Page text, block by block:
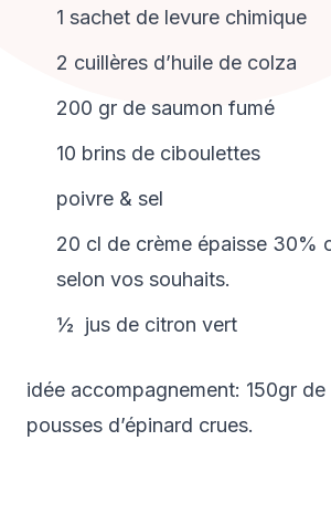
1 sachet de levure chimique
2 cuillères d’huile de colza
200 gr de saumon fumé
10 brins de ciboulettes
poivre & sel
20 cl de crème épaisse 30%
selon vos souhaits.
½ jus de citron vert
idée accompagnement: 150gr de
pousses d’épinard crues.